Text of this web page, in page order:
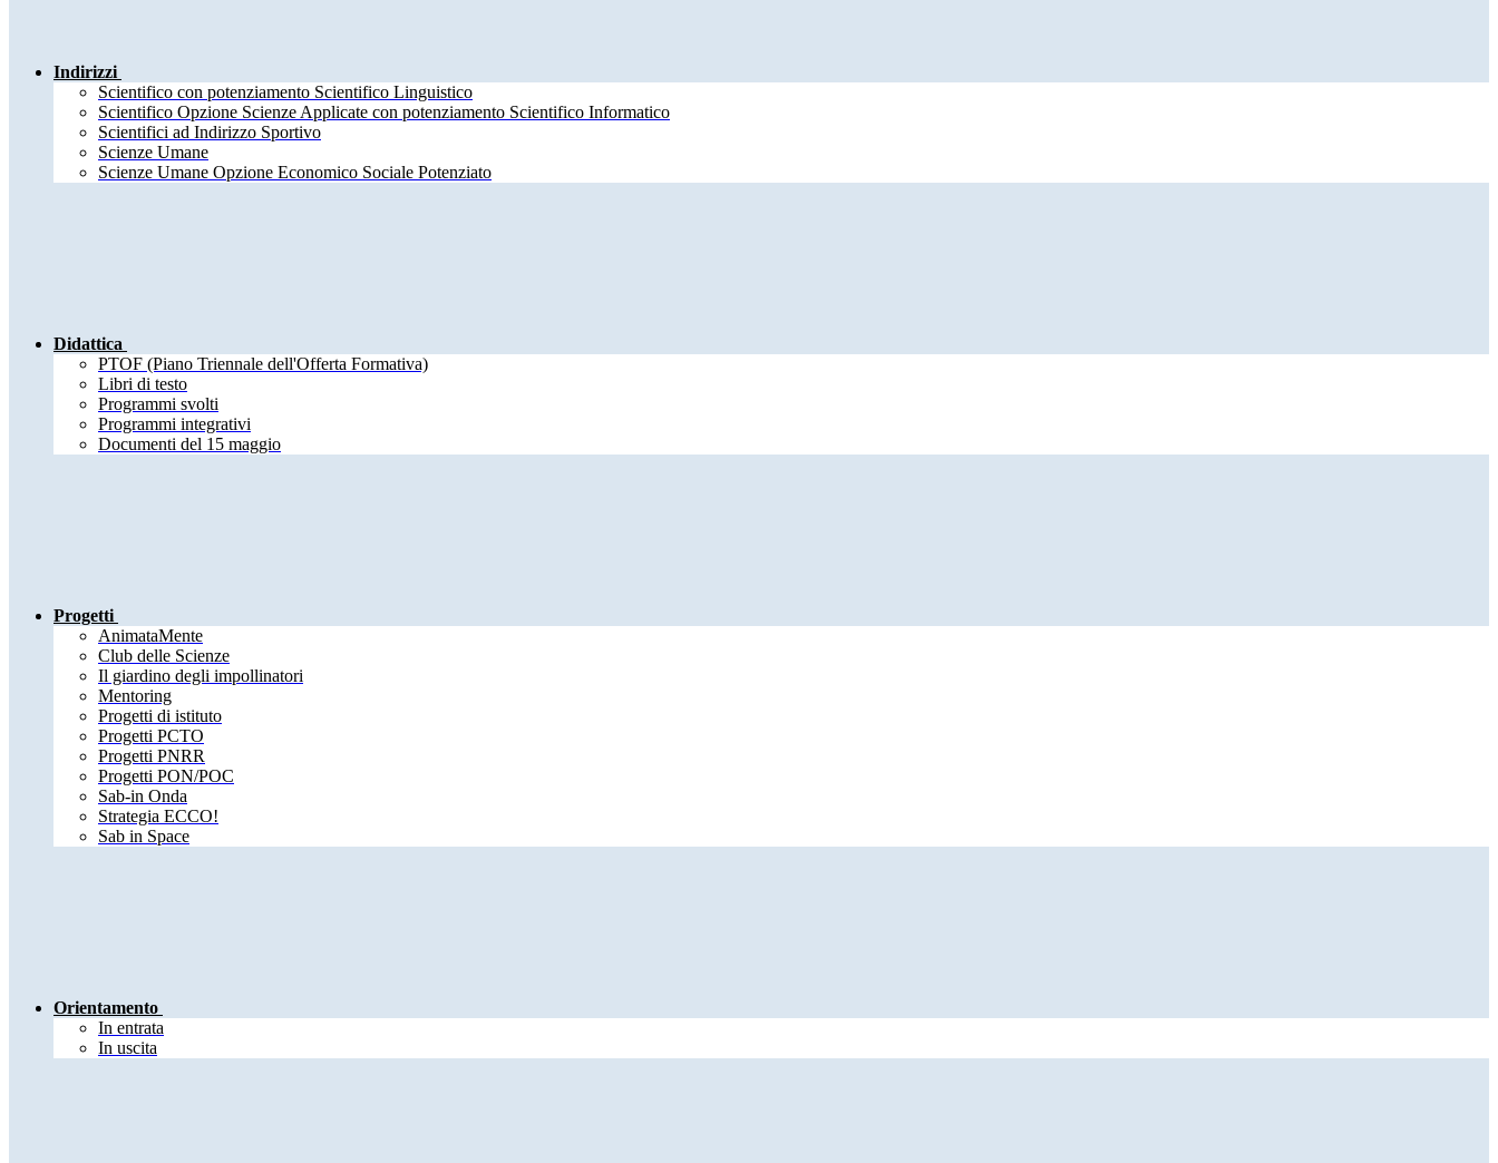
Indirizzi
Scientifico con potenziamento Scientifico Linguistico
Scientifico Opzione Scienze Applicate con potenziamento Scientifico Informatico
Scientifici ad Indirizzo Sportivo
Scienze Umane
Scienze Umane Opzione Economico Sociale Potenziato
Didattica
PTOF (Piano Triennale dell'Offerta Formativa)
Libri di testo
Programmi svolti
Programmi integrativi
Documenti del 15 maggio
Progetti
AnimataMente
Club delle Scienze
Il giardino degli impollinatori
Mentoring
Progetti di istituto
Progetti PCTO
Progetti PNRR
Progetti PON/POC
Sab-in Onda
Strategia ECCO!
Sab in Space
Orientamento
In entrata
In uscita